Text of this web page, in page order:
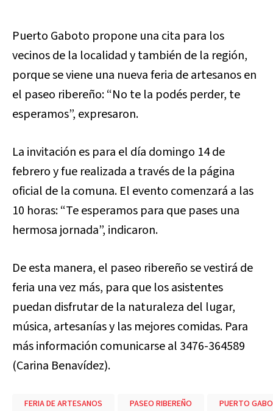
Puerto Gaboto propone una cita para los
vecinos de la localidad y también de la región,
porque se viene una nueva feria de artesanos en
el paseo ribereño: “No te la podés perder, te
esperamos”, expresaron.
La invitación es para el día domingo 14 de
febrero y fue realizada a través de la página
oficial de la comuna. El evento comenzará a las
10 horas: “Te esperamos para que pases una
hermosa jornada”, indicaron.
De esta manera, el paseo ribereño se vestirá de
feria una vez más, para que los asistentes
puedan disfrutar de la naturaleza del lugar,
música, artesanías y las mejores comidas. Para
más información comunicarse al 3476-364589
(Carina Benavídez).
FERIA DE ARTESANOS PASEO RIBEREÑO PUERTO